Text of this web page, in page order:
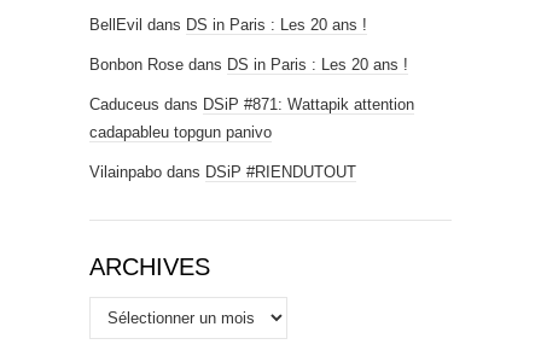
BellEvil dans DS in Paris : Les 20 ans !
Bonbon Rose dans DS in Paris : Les 20 ans !
Caduceus dans DSiP #871: Wattapik attention
cadapableu topgun panivo
Vilainpabo dans DSiP #RIENDUTOUT
ARCHIVES
Archives